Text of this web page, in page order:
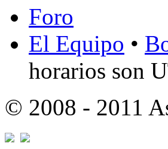
Foro
El Equipo •
horarios son
© 2008 - 2011